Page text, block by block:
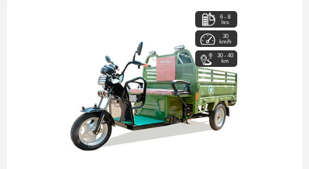
6 - 8
hrs
30
km/h
30 - 40
km